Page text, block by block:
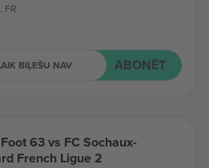
FR
BIĻEŠU NAV ABONĒT
63 vs FC Sochaux-
French Ligue 2